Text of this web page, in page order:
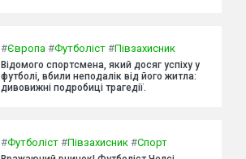
#Європа #Футболіст #Півзахисник
Відомого спортсмена, який досяг успіху у
футболі, вбили неподалік від його житла:
дивовижні подробиці трагедії.
#Футболіст #Півзахисник #Спорт